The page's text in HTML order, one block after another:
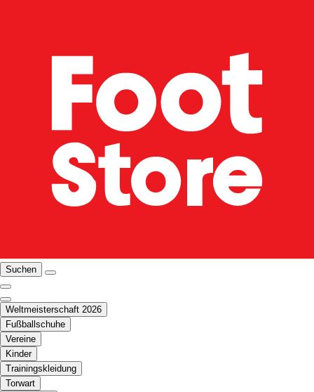
Suchen
Weltmeisterschaft 2026
Fußballschuhe
Vereine
Kinder
Trainingskleidung
Torwart